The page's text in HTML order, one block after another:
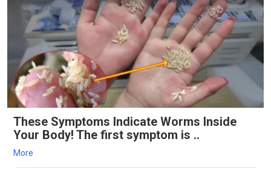
These Symptoms Indicate Worms Inside
Your Body! The first symptom is ..
More